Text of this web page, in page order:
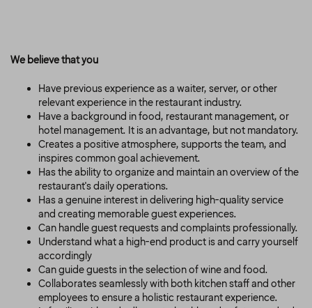
We believe that you
Have previous experience as a waiter, server, or other
relevant experience in the restaurant industry.
Have a background in food, restaurant management, or
hotel management. It is an advantage, but not mandatory.
Creates a positive atmosphere, supports the team, and
inspires common goal achievement.
Has the ability to organize and maintain an overview of the
restaurant's daily operations.
Has a genuine interest in delivering high-quality service
and creating memorable guest experiences.
Can handle guest requests and complaints professionally.
Understand what a high-end product is and carry yourself
accordingly
Can guide guests in the selection of wine and food.
Collaborates seamlessly with both kitchen staff and other
employees to ensure a holistic restaurant experience.